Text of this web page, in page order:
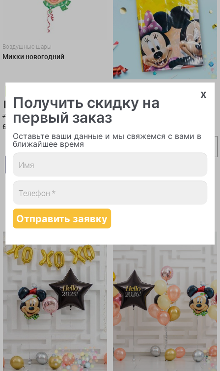
Воздушные шары
Микки новогодний
Самовывоз-10%
759 руб.
683
В КОРЗИНУ
КУПИТЬ В 1 КЛИК
Воздушные шары x
Получить скидку на
первый заказ
Оставьте ваши данные и мы свяжемся с вами в
ближайшее время